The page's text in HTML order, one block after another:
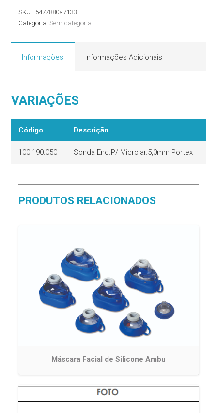
Portex
SKU: 5477880a7133
Categoria: Sem categoria
Informações Informações Adicionais
VARIAÇÕES
Código Descrição
100.190.050 Sonda End.P/ Microlar.5,0mm Portex
PRODUTOS RELACIONADOS
Máscara Facial de Silicone Ambu